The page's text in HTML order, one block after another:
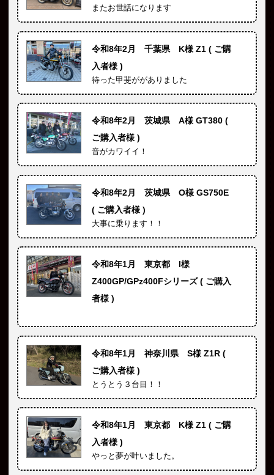
またお世話になります
令和8年2月 千葉県 K様 Z1 ( ご購
入者様 )
待った甲斐ががありました
令和8年2月 茨城県 A様 GT380 (
ご購入者様 )
音がカワイイ！
令和8年2月 茨城県 O様 GS750E
( ご購入者様 )
大事に乗ります！！
令和8年1月 東京都 I様
Z400GP/GPz400Fシリーズ ( ご購入
者様 )
令和8年1月 神奈川県 S様 Z1R (
ご購入者様 )
とうとう３台目！！
令和8年1月 東京都 K様 Z1 ( ご購
入者様 )
やっと夢が叶いました。